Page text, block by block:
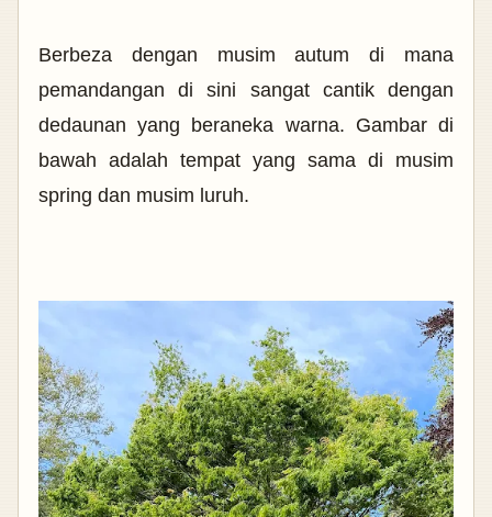
Berbeza dengan musim autum di mana
pemandangan di sini sangat cantik dengan
dedaunan yang beraneka warna. Gambar di
bawah adalah tempat yang sama di musim
spring dan musim luruh.